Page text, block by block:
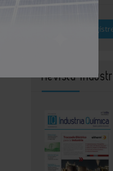
Revista